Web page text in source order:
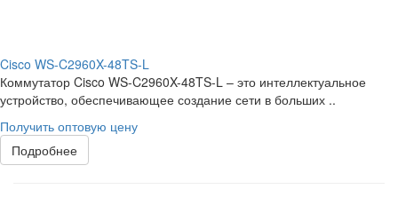
Cisco WS-C2960X-48TS-L
Коммутатор Cisco WS-C2960X-48TS-L – это интеллектуальное
устройство, обеспечивающее создание сети в больших ..
Получить оптовую цену
Подробнее